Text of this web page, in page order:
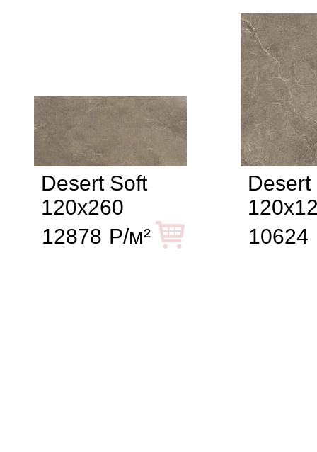
Desert Soft
120x260
12878 Р/м²
Desert
10624